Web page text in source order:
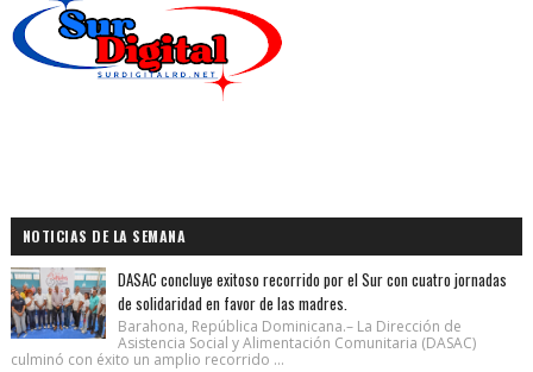
NOTICIAS DE LA SEMANA
DASAC concluye exitoso recorrido por el Sur con cuatro jornadas
de solidaridad en favor de las madres.
Barahona, República Dominicana.– La Dirección de
Asistencia Social y Alimentación Comunitaria (DASAC)
culminó con éxito un amplio recorrido ...